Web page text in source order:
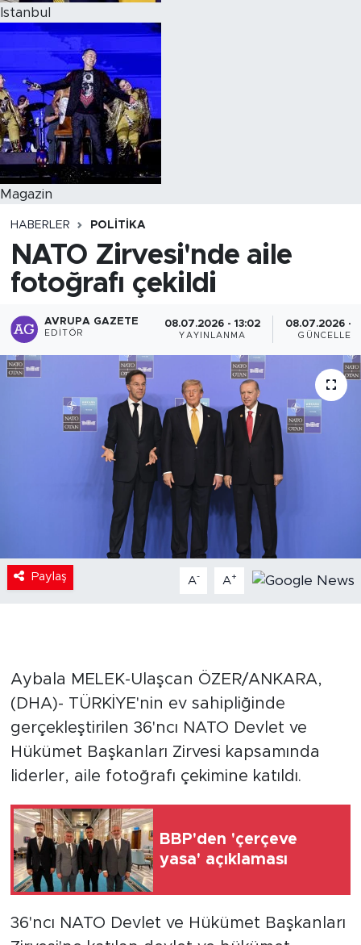
Istanbul
Magazin
HABERLER POLITIKA
NATO Zirvesi'nde aile
fotoğrafı çekildi
AVRUPA GAZETE
EDITÖR
08.07.2026 - 13:02
YAYINLANMA
08.07.2026 -
Paylaş A- A+
Aybala MELEK-Ulaşcan ÖZER/ANKARA,
(DHA)- TÜRKİYE'nin ev sahipliğinde
gerçekleştirilen 36'ncı NATO Devlet ve
Hükümet Başkanları Zirvesi kapsamında
liderler, aile fotoğrafı çekimine katıldı.
BBP'den 'çerçeve
yasa' açıklaması
36'ncı NATO Devlet ve Hükümet Başkanları